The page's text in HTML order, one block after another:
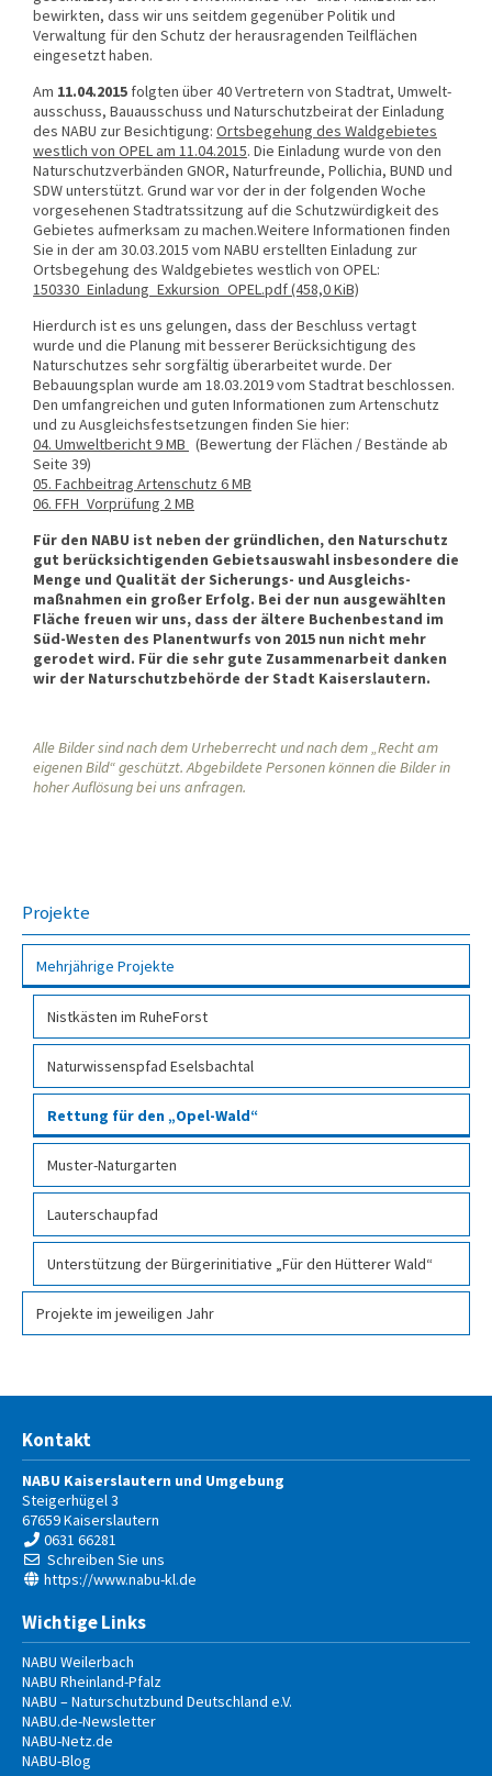
bewirkten, dass wir uns seitdem gegenüber Politik und
Verwaltung für den Schutz der herausragenden Teilflächen
eingesetzt haben.
Am 11.04.2015 folgten über 40 Vertretern von Stadtrat, Umwelt­
aus­schuss, Bau­aus­schuss und Naturschutzbeirat der Einladung
des NABU zur Besichtigung: Ortsbegehung des Waldgebietes
westlich von OPEL am 11.04.2015. Die Einladung wurde von den
Natur­schutz­verbänden GNOR, Natur­freunde, Pollichia, BUND und
SDW unterstützt. Grund war vor der in der folgenden Woche
vorgesehenen Stadtrats­sitzung auf die Schutz­würdigkeit des
Gebietes aufmerksam zu machen.Weitere Informationen finden
Sie in der am 30.03.2015 vom NABU erstellten Einladung zur
Ortsbegehung des Waldgebietes westlich von OPEL:
150330_Einladung_Exkursion_OPEL.pdf(458,0 KiB)
Hierdurch ist es uns gelungen, dass der Beschluss vertagt
wurde und die Planung mit besserer Berücksichtigung des
Naturschutzes sehr sorgfältig überarbeitet wurde. Der
Bebauungsplan wurde am 18.03.2019 vom Stadtrat beschlossen.
Den umfangreichen und guten Informationen zum Artenschutz
und zu Ausgleichs­festsetzungen finden Sie hier:
04. Umweltbericht9 MB (Bewertung der Flächen / Bestände ab
Seite 39)
05. Fachbeitrag Artenschutz 6 MB
06. FFH_Vorprüfung 2 MB
Für den NABU ist neben der gründlichen, den Naturschutz
gut berücksichtigenden Gebietsauswahl insbesondere die
Menge und Qualität der Sicherungs- und Ausgleichs­
maßnahmen ein großer Erfolg. Bei der nun ausgewählten
Fläche freuen wir uns, dass der ältere Buchenbestand im
Süd-Westen des Planentwurfs von 2015 nun nicht mehr
gerodet wird. Für die sehr gute Zusammenarbeit danken
wir der Naturschutzbehörde der Stadt Kaiserslautern.
Alle Bilder sind nach dem Urheberrecht und nach dem „Recht am
eigenen Bild“ geschützt. Abgebildete Personen können die Bilder in
hoher Auflösung bei uns anfragen.
Projekte
Mehr­jähri­ge Pro­jekte
Nist­käs­ten im Ruhe­Forst
Natur­wissens­pfad Esels­bachtal
Rettung für den „Opel-Wald“
Muster-Naturgarten
Lauterschaupfad
Unterstützung der Bürgerinitiative „Für den Hütterer Wald“
Projekte im jeweiligen Jahr
Kontakt
NABU Kaiserslautern und Umgebung
Steigerhügel 3
67659Kaiserslautern
0631 66281
Schreiben Sie uns
https://www.nabu-kl.de
Wichtige Links
NABU Weilerbach
NABU Rheinland-Pfalz
NABU – Naturschutzbund Deutschland e.V.
NABU.de-Newsletter
NABU-Netz.de
NABU-Blog